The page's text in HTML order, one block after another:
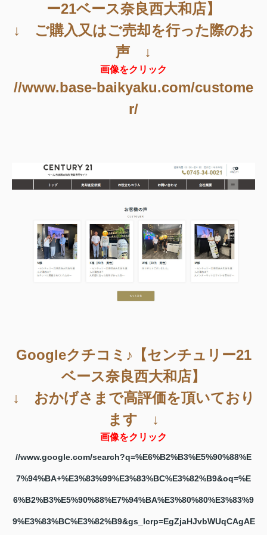
ー21ベース奈良西大和店】
↓ ご購入又はご売却を行った際のお
声 ↓
画像をクリック
//www.base-baikyaku.com/custome
r/
Googleクチコミ♪【センチュリー21
ベース奈良西大和店】
↓ おかげさまで高評価を頂いており
ます ↓
画像をクリック
//www.google.com/search?q=%E6%B2%B3%E5%90%88%E
7%94%BA+%E3%83%99%E3%83%BC%E3%82%B9&oq=%E
6%B2%B3%E5%90%88%E7%94%BA%E3%80%80%E3%83%9
9%E3%83%BC%E3%82%B9&gs_lcrp=EgZjaHJvbWUqCAgAE